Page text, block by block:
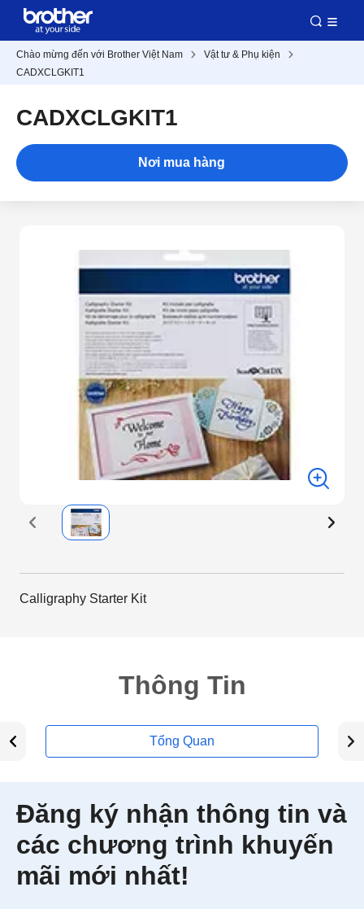
Chào mừng đến với Brother Việt Nam
Vật tư & Phụ kiện
CADXCLGKIT1
CADXCLGKIT1
Nơi mua hàng
Calligraphy Starter Kit
Thông Tin
Tổng Quan
Đăng ký nhận thông tin và
các chương trình khuyến
mãi mới nhất!